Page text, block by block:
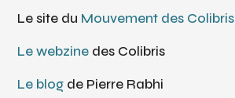
Le site du Mouvement des Colibris
Le webzine des Colibris
Le blog de Pierre Rabhi